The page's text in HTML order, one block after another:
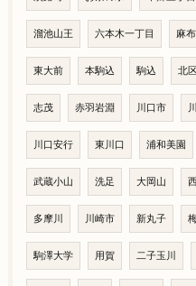
溜池山王 六本木一丁目 麻
東大前 本駒込 駒込 北区
志茂 赤羽岩淵 川口市
川口安行 東川口 浦和美園
武蔵小山 洗足 大岡山
多摩川 川崎市 新丸子
駒澤大学 用賀 二子玉川